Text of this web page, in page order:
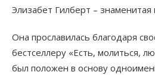
Элизабет Гилберт –
Она прославилась благодаря
бестселлеру «Есть, молиться,
был положен в основу